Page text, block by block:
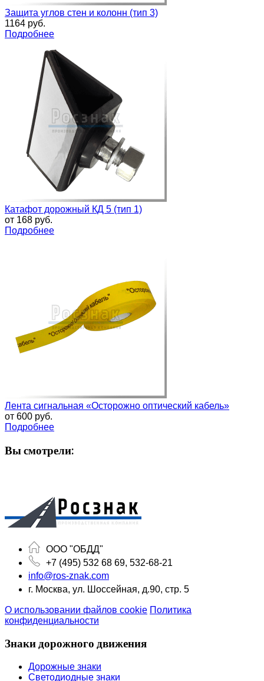
Защита углов стен и колонн (тип 3)
1164 руб.
Подробнее
Катафот дорожный КД 5 (тип 1)
от 168 руб.
Подробнее
Лента сигнальная «Осторожно оптический кабель»
от 600 руб.
Подробнее
Вы смотрели:
ООО "ОБДД"
+7 (495) 532 68 69, 532-68-21
info@ros-znak.com
г. Москва, ул. Шоссейная, д.90, стр. 5
О использовании файлов cookie Политика
конфиденциальности
Знаки дорожного движения
Дорожные знаки
Светодиодные знаки